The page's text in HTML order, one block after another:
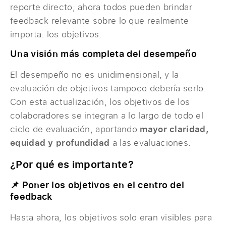
reporte directo, ahora todos pueden brindar
feedback relevante sobre lo que realmente
importa: los objetivos.
Una visión más completa del desempeño
El desempeño no es unidimensional, y la
evaluación de objetivos tampoco debería serlo.
Con esta actualización, los objetivos de los
colaboradores se integran a lo largo de todo el
ciclo de evaluación, aportando mayor claridad,
equidad y profundidad a las evaluaciones.
¿Por qué es importante?
📌 Poner los objetivos en el centro del
feedback
Hasta ahora, los objetivos solo eran visibles para